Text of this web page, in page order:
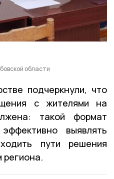
области
подчеркнули, что
с жителями на
такой формат
выявлять
пути решения
региона.